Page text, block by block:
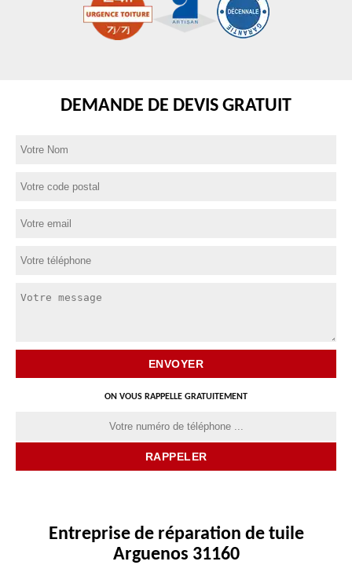
DEMANDE DE DEVIS GRATUIT
ON VOUS RAPPELLE GRATUITEMENT
Entreprise de réparation de tuile
Arguenos 31160